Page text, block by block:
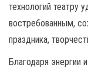
технологий театру
востребованным,
праздника,
Благодаря энергии